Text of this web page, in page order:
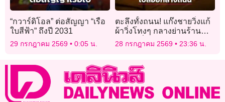
“กวาร์ดิโอล” ต่อสัญญา “เรือ
ใบสีฟ้า” ถึงปี 2031
29 กรกฎาคม 2569 0:05 น.
ตะลึงทั้งถนน! แก๊งชายวิ่งแก้
ผ้าวิ่งโทงๆ กลางย่านร้าน
อาหารชื่อดังในออสเตรเลีย
28 กรกฎาคม 2569 23:36 น.